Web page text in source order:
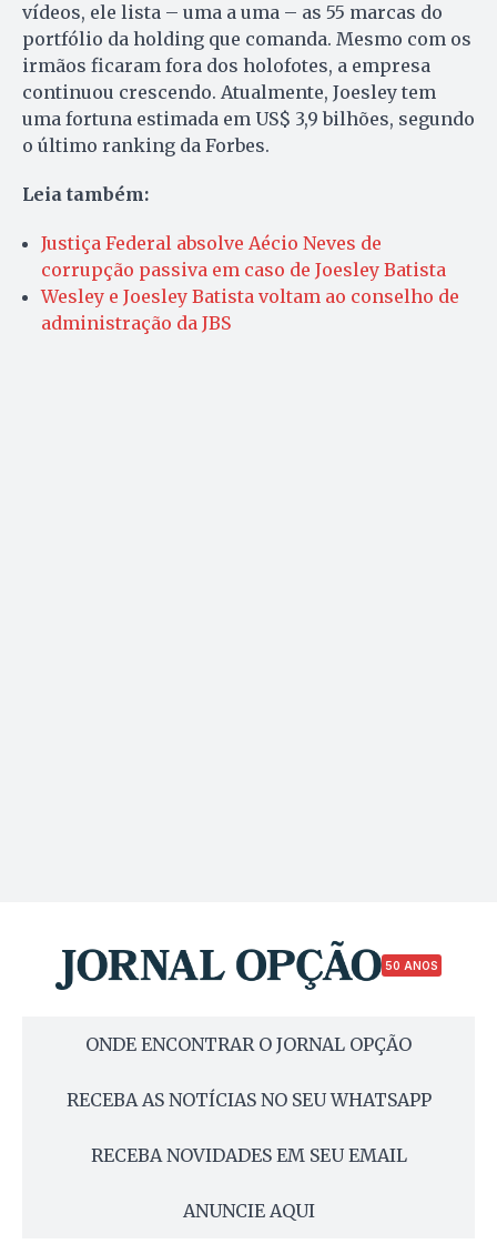
vídeos, ele lista – uma a uma – as 55 marcas do
portfólio da holding que comanda. Mesmo com os
irmãos ficaram fora dos holofotes, a empresa
continuou crescendo. Atualmente, Joesley tem
uma fortuna estimada em US$ 3,9 bilhões, segundo
o último ranking da Forbes.
Leia também:
Justiça Federal absolve Aécio Neves de
corrupção passiva em caso de Joesley Batista
Wesley e Joesley Batista voltam ao conselho de
administração da JBS
50 ANOS
ONDE ENCONTRAR O JORNAL OPÇÃO
RECEBA AS NOTÍCIAS NO SEU WHATSAPP
RECEBA NOVIDADES EM SEU EMAIL
ANUNCIE AQUI